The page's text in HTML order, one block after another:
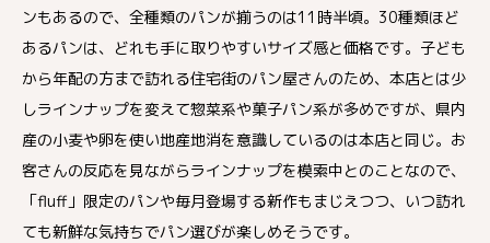
ンもあるので、全種類のパンが揃うのは11時半頃。30種類ほど
あるパンは、どれも手に取りやすいサイズ感と価格です。子ども
から年配の方まで訪れる住宅街のパン屋さんのため、本店とは少
しラインナップを変えて惣菜系や菓子パン系が多めですが、県内
産の小麦や卵を使い地産地消を意識しているのは本店と同じ。お
客さんの反応を見ながらラインナップを模索中とのことなので、
「fluff」限定のパンや毎月登場する新作もまじえつつ、いつ訪れ
ても新鮮な気持ちでパン選びが楽しめそうです。